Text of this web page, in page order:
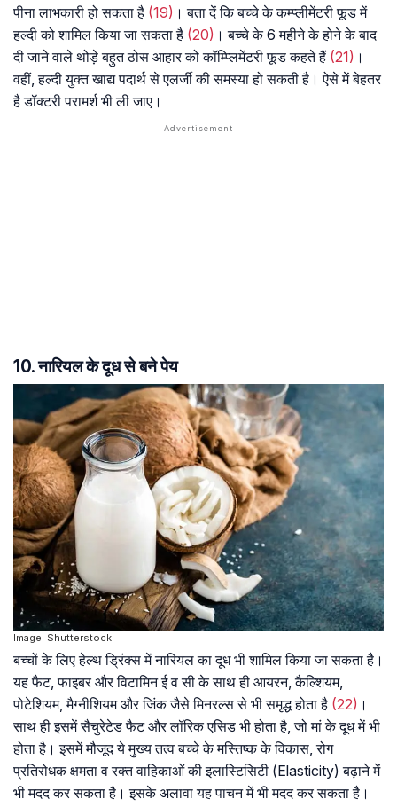
पीना लाभकारी हो सकता है (19) । बता दें कि बच्चे के कम्प्लीमेंटरी फूड में
हल्दी को शामिल किया जा सकता है (20) । बच्चे के 6 महीने के होने के बाद
दी जाने वाले थोड़े बहुत ठोस आहार को कॉम्प्लिमेंटरी फूड कहते हैं (21) ।
वहीं, हल्दी युक्त खाद्य पदार्थ से एलर्जी की समस्या हो सकती है। ऐसे में बेहतर
है डॉक्टरी परामर्श भी ली जाए।
10. नारियल के दूध से बने पेय
Image: Shutterstock
बच्चों के लिए हेल्थ ड्रिंक्स में नारियल का दूध भी शामिल किया जा सकता है।
यह फैट, फाइबर और विटामिन ई व सी के साथ ही आयरन, कैल्शियम,
पोटेशियम, मैग्नीशियम और जिंक जैसे मिनरल्स से भी समृद्ध होता है (22) ।
साथ ही इसमें सैचुरेटेड फैट और लॉरिक एसिड भी होता है, जो मां के दूध में भी
होता है। इसमें मौजूद ये मुख्य तत्व बच्चे के मस्तिष्क के विकास, रोग
प्रतिरोधक क्षमता व रक्त वाहिकाओं की इलास्टिसिटी (Elasticity) बढ़ाने में
भी मदद कर सकता है। इसके अलावा यह पाचन में भी मदद कर सकता है।